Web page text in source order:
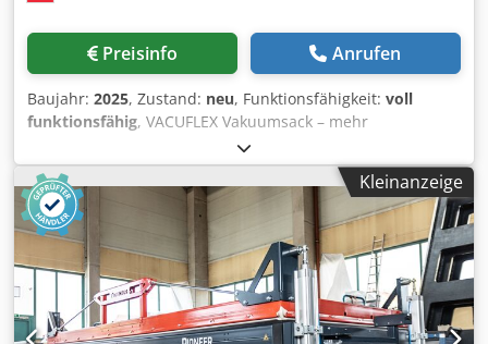
produzieren und gleichzeitig wertvollen Werkstattplatz
effizient nutzen möchten. COLUMBUS entwickelt seit fast
holzverarbeitende Betriebe. Besichtigung und persönliche
Beratung gerne nach Vereinbarung.
Preisinfo Anrufen
Baujahr: 2025, Zustand: neu, Funktionsfähigkeit: voll
funktionsfähig, VACUFLEX Vakuumsack – mehr
Möglichkeiten ohne große Investition Sie möchten
Furnierarbeiten oder Formverleimungen umsetzen – aber
ohne große Investition in eine Presse? Dann ist dieser
VacuFlex Vakuumsack genau die richtige Lösung. Damit
können Sie: - einfach Schichten verleimen und
(form)furnieren - flexibel und effizient arbeiten - neue
Aufträge annehmen - auch Einzelstücke wirtschaftlich
fertigen Das bedeutet für Sie: Mehr Möglichkeiten im
Betrieb – ohne zusätzlichen Platzbedarf und ohne hohe
Kleinanzeige